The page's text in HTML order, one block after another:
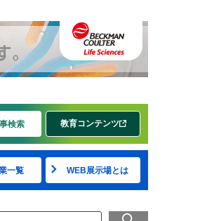
検索 教育コンテンツ
一覧 WEB展示場とは